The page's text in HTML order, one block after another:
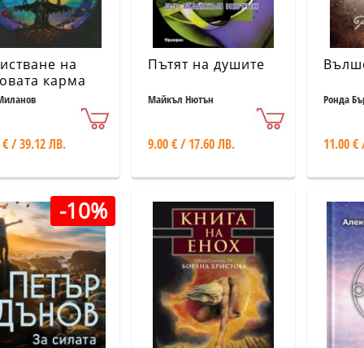
на
карма
€ / 39.12 ЛВ.
Пътят на душите
Майкъл Нютън
9.00 € / 17.60 ЛВ.
Ронда
11.00
-10%